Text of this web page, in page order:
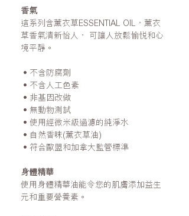
香氣
這系列含薰衣草ESSENTIAL OIL，薰衣
草香氣清新怡人， 可讓人放鬆愉悅和心
境平靜。
•不含防腐劑
•不含人工色素
•非基因改做
•無動物測試
•使用經微米級過濾的純淨水
•自然香味(薰衣草油)
•符合歐盟和加拿大監管標準
身體精華
使用身體精華油能令您的肌膚添加益生
元和重要營養素。